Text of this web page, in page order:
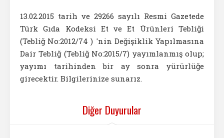
13.02.2015 tarih ve 29266 sayılı Resmi Gazetede
Türk Gıda Kodeksi Et ve Et Ürünleri Tebliği
(Tebliğ No:2012/74 ) 'nin Değişiklik Yapılmasına
Dair Tebliğ (Tebliğ No:2015/7) yayımlanmış olup;
yayımı tarihinden bir ay sonra yürürlüğe
girecektir. Bilgilerinize sunarız.
Diğer Duyurular